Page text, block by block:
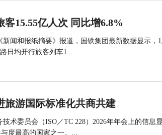
15.55亿人次 同比增6.8%
闻和报纸摘要》报道，国铁集团最新数据显示，
日均开行旅客列车1...
旅游国际标准化共商共建
术委员会（ISO／TC 228）2026年年会上的信
度最高的国家之一。...